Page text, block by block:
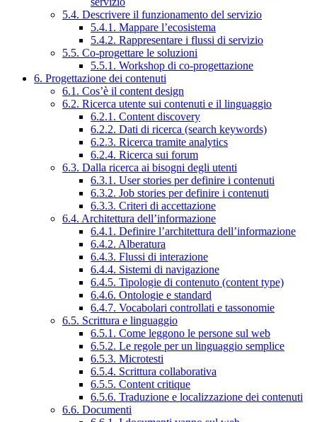
5.4. Descrivere il funzionamento del servizio
5.4.1. Mappare l’ecosistema
5.4.2. Rappresentare i flussi di servizio
5.5. Co-progettare le soluzioni
5.5.1. Workshop di co-progettazione
6. Progettazione dei contenuti
6.1. Cos’è il content design
6.2. Ricerca utente sui contenuti e il linguaggio
6.2.1. Content discovery
6.2.2. Dati di ricerca (search keywords)
6.2.3. Ricerca tramite analytics
6.2.4. Ricerca sui forum
6.3. Dalla ricerca ai bisogni degli utenti
6.3.1. User stories per definire i contenuti
6.3.2. Job stories per definire i contenuti
6.3.3. Criteri di accettazione
6.4. Architettura dell’informazione
6.4.1. Definire l’architettura dell’informazione
6.4.2. Alberatura
6.4.3. Flussi di interazione
6.4.4. Sistemi di navigazione
6.4.5. Tipologie di contenuto (content type)
6.4.6. Ontologie e standard
6.4.7. Vocabolari controllati e tassonomie
6.5. Scrittura e linguaggio
6.5.1. Come leggono le persone sul web
6.5.2. Le regole per un linguaggio semplice
6.5.3. Microtesti
6.5.4. Scrittura collaborativa
6.5.5. Content critique
6.5.6. Traduzione e localizzazione dei contenuti
6.6. Documenti